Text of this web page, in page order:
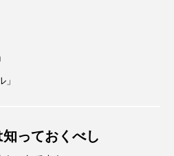
っておくべし